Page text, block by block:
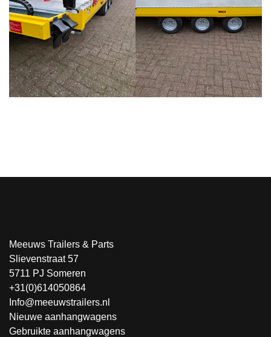
Meeuws Trailers & Parts
Slievenstraat 57
5711 PJ Someren
+31(0)614050864
Info@meeuwstrailers.nl
Nieuwe aanhangwagens
Gebruikte aanhangwagens